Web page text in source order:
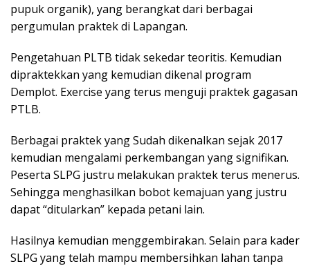
pupuk organik), yang berangkat dari berbagai
pergumulan praktek di Lapangan.
Pengetahuan PLTB tidak sekedar teoritis. Kemudian
dipraktekkan yang kemudian dikenal program
Demplot. Exercise yang terus menguji praktek gagasan
PTLB.
Berbagai praktek yang Sudah dikenalkan sejak 2017
kemudian mengalami perkembangan yang signifikan.
Peserta SLPG justru melakukan praktek terus menerus.
Sehingga menghasilkan bobot kemajuan yang justru
dapat “ditularkan” kepada petani lain.
Hasilnya kemudian menggembirakan. Selain para kader
SLPG yang telah mampu membersihkan lahan tanpa